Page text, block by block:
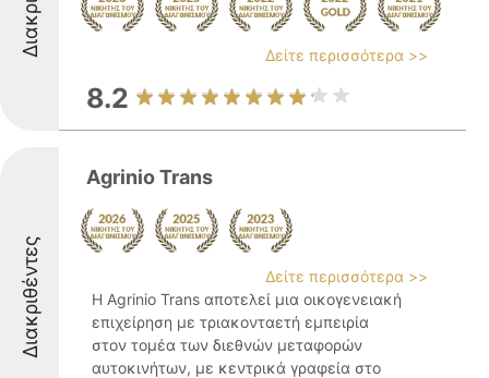
Δείτε περισσότερα >>
8.2
Διακριθέντες
Agrinio Trans
Δείτε περισσότερα >>
Η Agrinio Trans αποτελεί μια οικογενειακή
επιχείρηση με τριακονταετή εμπειρία
στον τομέα των διεθνών μεταφορών
αυτοκινήτων, με κεντρικά γραφεία στο